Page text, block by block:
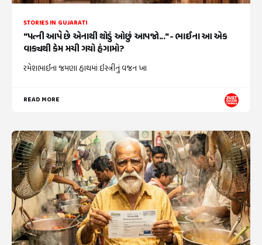
STORIES IN GUJARATI
"પત્ની આપે છે એનાથી થોડું ઓછું આપજો..." - ભાઈના આ એક
વાક્યથી કેમ મચી ગયો હંગામો?
રમેશભાઈના જમણા હાથમાં ઇસ્ત્રીનું વજન ખા
READ MORE